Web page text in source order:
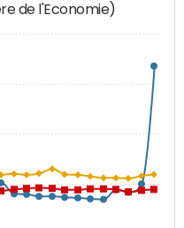
de l'Economie)